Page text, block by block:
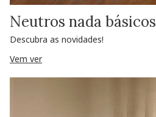
Neutros nada básicos
Descubra as novidades!
Vem ver